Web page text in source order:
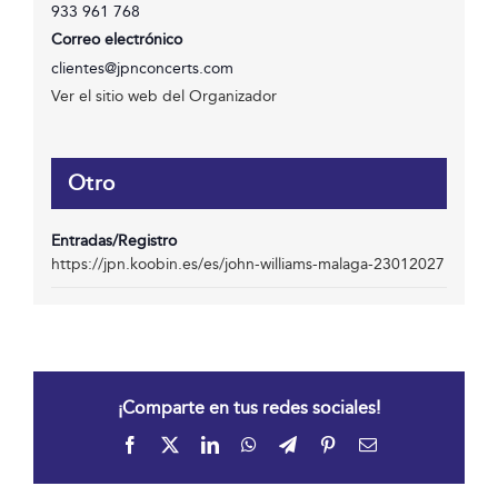
933 961 768
Correo electrónico
clientes@jpnconcerts.com
Ver el sitio web del Organizador
Otro
Entradas/Registro
https://jpn.koobin.es/es/john-williams-malaga-23012027
¡Comparte en tus redes sociales!
Facebook LinkedInWhatsApp
TelegramPinterestCorreo